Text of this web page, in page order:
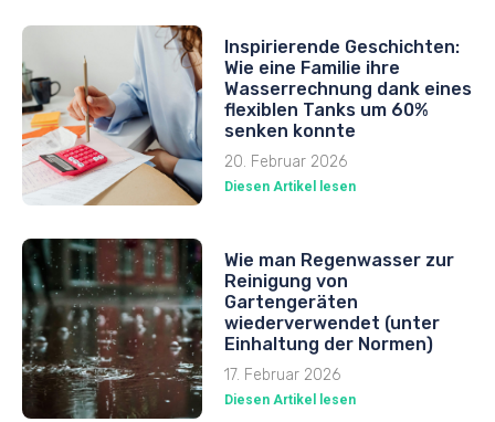
Inspirierende Geschichten:
Wie eine Familie ihre
Wasserrechnung dank eines
flexiblen Tanks um 60%
senken konnte
20. Februar 2026
Diesen Artikel lesen
Wie man Regenwasser zur
Reinigung von
Gartengeräten
wiederverwendet (unter
Einhaltung der Normen)
17. Februar 2026
Diesen Artikel lesen